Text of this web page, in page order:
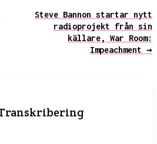
Steve Bannon startar nytt
radioprojekt från sin
källare, War Room:
Impeachment →